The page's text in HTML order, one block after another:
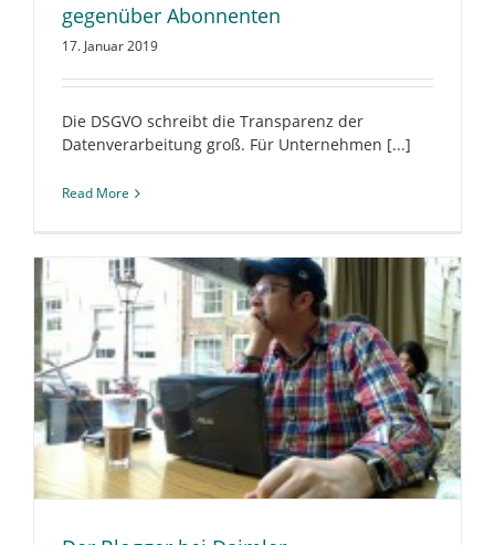
gegenüber Abonnenten
17. Januar 2019
Die DSGVO schreibt die Transparenz der
Datenverarbeitung groß. Für Unternehmen [...]
Read More